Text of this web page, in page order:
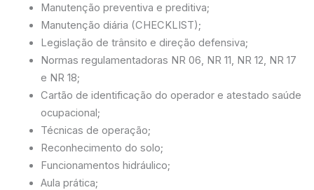
Manutenção preventiva e preditiva;
Manutenção diária (CHECKLIST);
Legislação de trânsito e direção defensiva;
Normas regulamentadoras NR 06, NR 11, NR 12, NR 17
e NR 18;
Cartão de identificação do operador e atestado saúde
ocupacional;
Técnicas de operação;
Reconhecimento do solo;
Funcionamentos hidráulico;
Aula prática;